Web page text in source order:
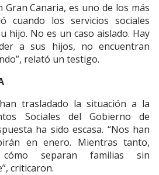
Gran Canaria, es uno de los más
cuando los servicios sociales
hijo. No es un caso aislado. Hay
a sus hijos, no encuentran
relató un testigo.
trasladado la situación a la
Sociales del Gobierno de
ha sido escasa. “Nos han
en enero. Mientras tanto,
separan familias sin
criticaron.